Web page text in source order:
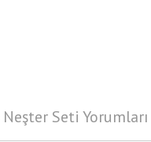
Seti Yorumları